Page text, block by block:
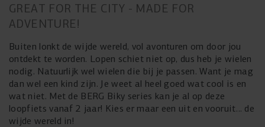
GREAT FOR THE CITY - MADE FOR
ADVENTURE!
Buiten lonkt de wijde wereld, vol avonturen om door jou
ontdekt te worden. Lopen schiet niet op, dus heb je wielen
nodig. Natuurlijk wel wielen die bij je passen. Want je mag
dan wel een kind zijn. Je weet al heel goed wat cool is en
wat niet. Met de BERG Biky series kan je al op deze
loopfiets vanaf 2 jaar! Kies er maar een uit en vooruit… de
wijde wereld in!